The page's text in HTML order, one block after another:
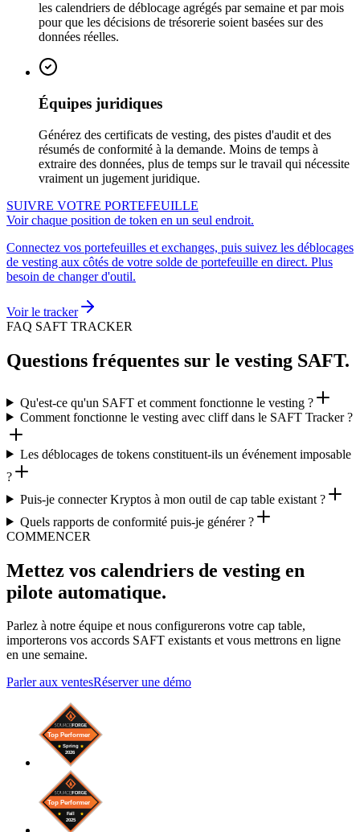
les calendriers de déblocage agrégés par semaine et par mois
pour que les décisions de trésorerie soient basées sur des
données réelles.
Équipes juridiques
Générez des certificats de vesting, des pistes d'audit et des
résumés de conformité à la demande. Moins de temps à
extraire des données, plus de temps sur le travail qui nécessite
vraiment un jugement juridique.
SUIVRE VOTRE PORTEFEUILLE
Voir chaque position de token en un seul endroit.
Connectez vos portefeuilles et exchanges, puis suivez les déblocages
de vesting aux côtés de votre solde de portefeuille en direct. Plus
besoin de changer d'outil.
Voir le tracker
FAQ SAFT TRACKER
Questions fréquentes sur le vesting SAFT.
Qu'est-ce qu'un SAFT et comment fonctionne le vesting ?
Comment fonctionne le vesting avec cliff dans le SAFT Tracker ?
Les déblocages de tokens constituent-ils un événement imposable
?
Puis-je connecter Kryptos à mon outil de cap table existant ?
Quels rapports de conformité puis-je générer ?
COMMENCER
Mettez vos calendriers de vesting en
pilote automatique.
Parlez à notre équipe et nous configurerons votre cap table,
importerons vos accords SAFT existants et vous mettrons en ligne
en une semaine.
Parler aux ventesRéserver une démo